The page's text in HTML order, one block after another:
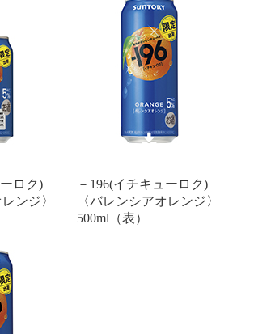
ロク)
ンジ〉
－196(イチキューロク)
〈バレンシアオレンジ〉
500ml（表）